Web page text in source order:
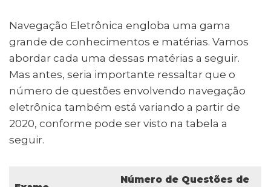
Navegação Eletrônica engloba uma gama
grande de conhecimentos e matérias. Vamos
abordar cada uma dessas matérias a seguir.
Mas antes, seria importante ressaltar que o
número de questões envolvendo navegação
eletrônica também está variando a partir de
2020, conforme pode ser visto na tabela a
seguir.
Número de Questões de